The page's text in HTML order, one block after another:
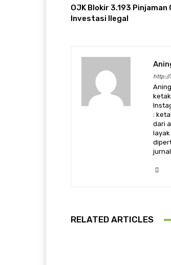
OJK Blokir 3.193 Pinjaman
Investasi Ilegal
http://
:
dari
layak
RELATED ARTICLES